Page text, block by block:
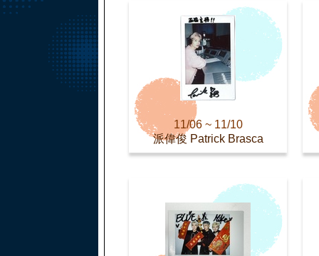
11/06 ~ 11/10
派偉俊 Patrick Brasca